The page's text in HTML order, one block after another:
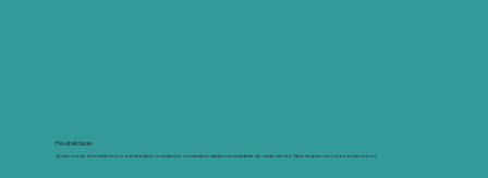
Flexibilidade
Atuamos de forma flexível e estratégica, moldando nossa abordagem à realidade de cada cliente. Não seguimos roteiros prontos.